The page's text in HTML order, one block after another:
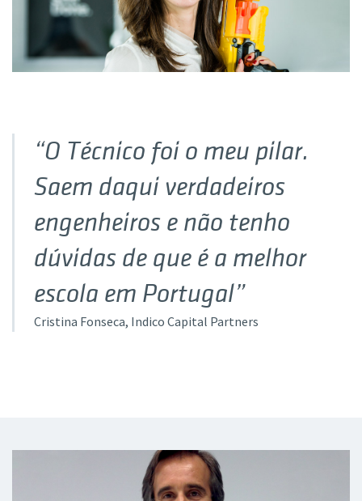
“O Técnico foi o meu pilar.
Saem daqui verdadeiros
engenheiros e não tenho
dúvidas de que é a melhor
escola em Portugal”
Cristina Fonseca, Indico Capital Partners